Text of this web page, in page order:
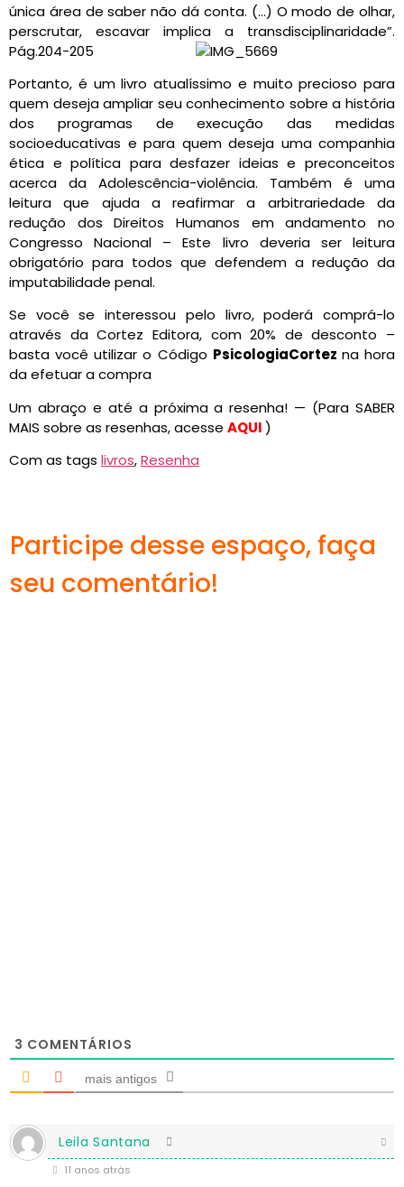
única área de saber não dá conta. (…) O modo de olhar,
perscrutar, escavar implica a transdisciplinaridade”.
Pág.204-205
Portanto, é um livro atualíssimo e muito precioso para
quem deseja ampliar seu conhecimento sobre a história
dos programas de execução das medidas
socioeducativas e para quem deseja uma companhia
ética e política para desfazer ideias e preconceitos
acerca da Adolescência-violência. Também é uma
leitura que ajuda a reafirmar a arbitrariedade da
redução dos Direitos Humanos em andamento no
Congresso Nacional – Este livro deveria ser leitura
obrigatório para todos que defendem a redução da
imputabilidade penal.
Se você se interessou pelo livro, poderá comprá-lo
através da Cortez Editora, com 20% de desconto –
basta você utilizar o Código PsicologiaCortez na hora
da efetuar a compra
Um abraço e até a próxima a resenha! — (Para SABER
MAIS sobre as resenhas, acesse AQUI)
Com as tags livros,Resenha
Participe desse espaço, faça
seu comentário!
3 COMENTÁRIOS
mais antigos
Leila Santana
11 anos atrás